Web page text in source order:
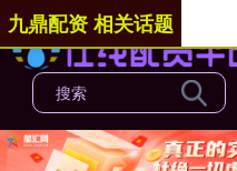
九鼎配资 相关话题